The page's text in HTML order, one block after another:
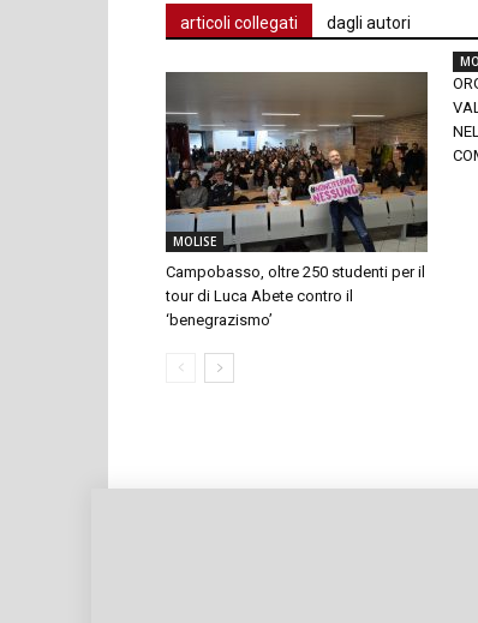
articoli collegati dagli autori
MOLISE
Campobasso, oltre 250 studenti per il
tour di Luca Abete contro il
‘benegrazismo’